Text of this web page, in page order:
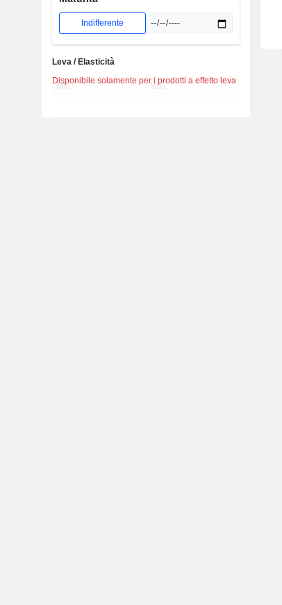
Indifferente
Disponibile solamente per i prodotti a effetto leva
Leva / Elasticità